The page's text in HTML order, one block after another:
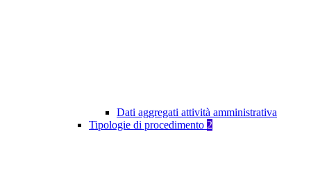
Dati aggregati attività amministrativa
Tipologie di procedimento 2